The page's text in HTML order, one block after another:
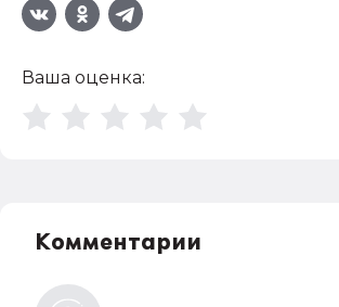
Ваша оценка:
Комментарии